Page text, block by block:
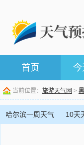
首页 今
当前位置： 旅游天气网 >
哈尔滨一周天气 10天